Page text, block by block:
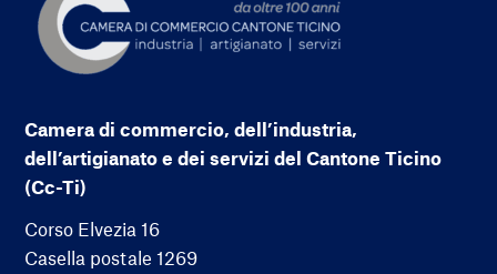
Camera di commercio, dell’industria,
dell’artigianato e dei servizi del Cantone Ticino
(Cc-Ti)
Corso Elvezia 16
Casella postale 1269